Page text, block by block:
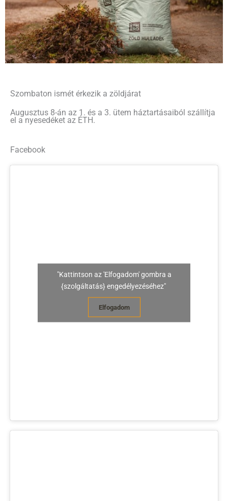
Szombaton ismét érkezik a zöldjárat
Augusztus 8-án az 1. és a 3. ütem háztartásaiból szállítja
el a nyesedéket az ÉTH.
Facebook
"Kattintson az 'Elfogadom' gombra a
{szolgáltatás} engedélyezéséhez"
Elfogadom